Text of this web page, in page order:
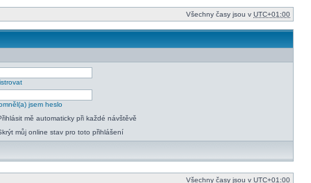
Všechny časy jsou v UTC+01:00
jsem heslo
mě automaticky při každé návštěvě
můj online stav pro toto přihlášení
Všechny časy jsou v UTC+01:00